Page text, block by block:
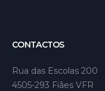
CONTACTOS
Rua das Escolas 200
4505-293 Fiães VFR